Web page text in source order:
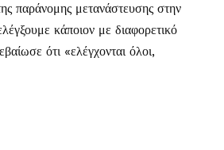
παράνομης μετανάστευσης στην
κάποιον με διαφορετικό
ότι «ελέγχονται όλοι,